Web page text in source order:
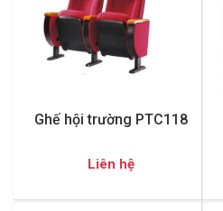
Ghế hội trường PTC118
Liên hệ